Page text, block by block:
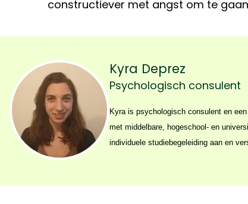
constructiever met angst om te
Kyra Deprez
Psychologisch consulent
Kyra is psychologisch consulent en
met middelbare, hogeschool- en
individuele studiebegeleiding aan en
motivatie, planning en
aanpak en streeft ernaar om haar